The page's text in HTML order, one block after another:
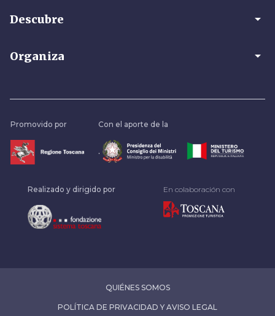
Descubre arrow_drop_down
Organiza arrow_drop_down
Promovido por Con el aporte de la
.
Realizado y dirigido por En colaboración con
QUIÉNES SOMOS
POLÍTICA DE PRIVACIDAD Y AVISO LEGAL